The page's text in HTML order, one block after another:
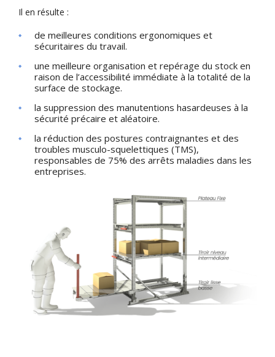
Il en résulte :
de meilleures conditions ergonomiques et
sécuritaires du travail.
une meilleure organisation et repérage du stock en
raison de l’accessibilité immédiate à la totalité de la
surface de stockage.
la suppression des manutentions hasardeuses à la
sécurité précaire et aléatoire.
la réduction des postures contraignantes et des
troubles musculo-squelettiques (TMS),
responsables de 75% des arrêts maladies dans les
entreprises.